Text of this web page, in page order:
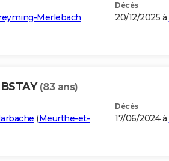
Merlebach
Décès
20/12/2025 à
(83 ans)
(Meurthe-et-
Décès
17/06/2024 à